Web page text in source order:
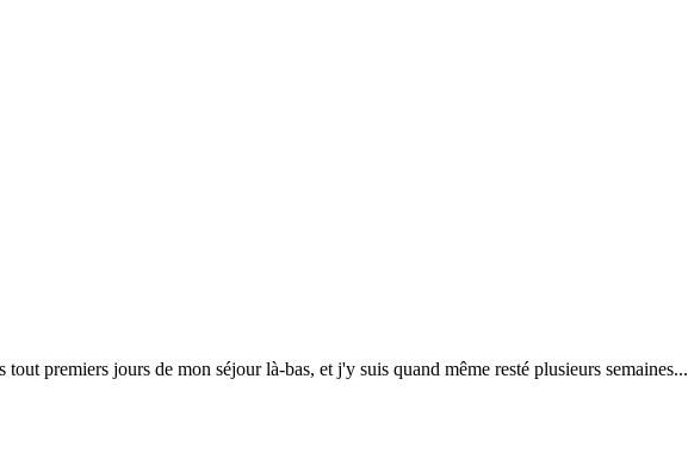
premiers jours de mon séjour là-bas, et j'y suis quand même resté plusieurs semaines...